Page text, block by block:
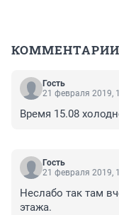
КОММЕНТАРИИ
Гость
21 февраля 2019,
Время 15.08
Гость
21 февраля 2019,
Неслабо так там
этажа.